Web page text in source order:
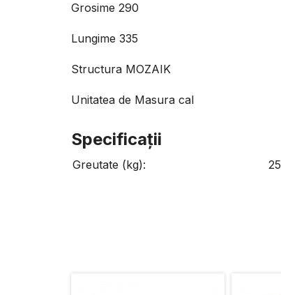
Grosime 290
Lungime 335
Structura MOZAIK
Unitatea de Masura cal
Specificaţii
Greutate (kg): 25